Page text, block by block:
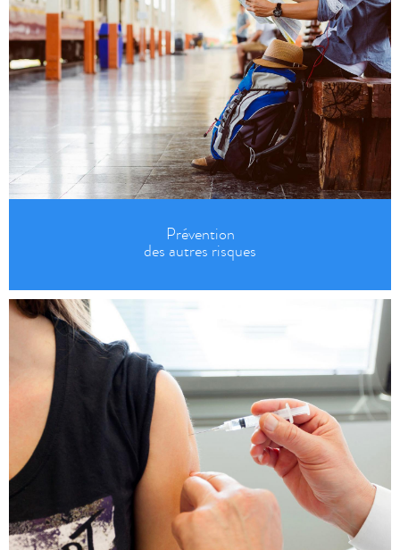
Prévention
des autres risques